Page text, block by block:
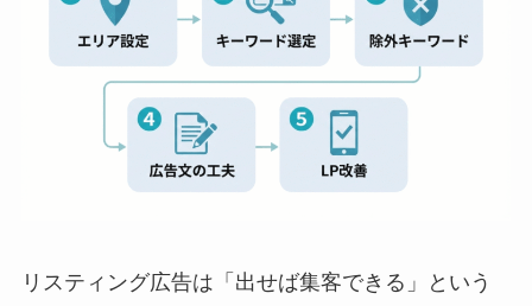
リスティング広告は「出せば集客できる」という